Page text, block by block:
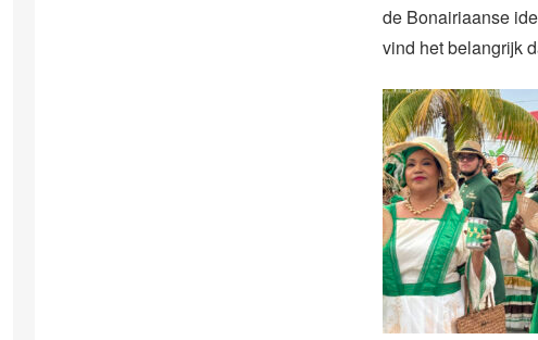
de Bonairiaanse
vind het belangrijk